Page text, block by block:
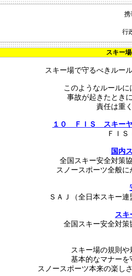
携
行
スキー
スキー場で守るべきルー
このようなルール
事故が起きたとき
責任は重
１０ ＦＩＳ スキーヤ
ＦＩＳ
国内
全国スキー安全対策
スノースポーツ全般
ＳＡＪ（全日本スキー
スキ
全国スキー安全対
スキー場の規則
基本的なマナーを
スノースポーツ本来の楽し